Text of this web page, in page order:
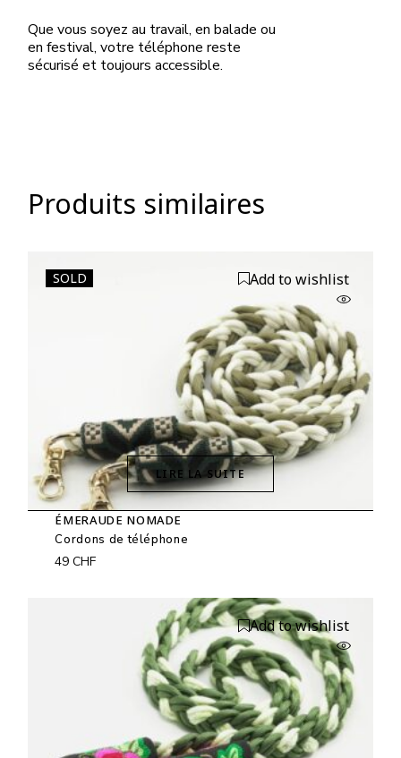
Que vous soyez au travail, en balade ou
en festival, votre téléphone reste
sécurisé et toujours accessible.
Produits similaires
SOLD
LIRE LA SUITE
Add to wishlist
ÉMERAUDE NOMADE
Cordons de téléphone
49CHF
Add to wishlist